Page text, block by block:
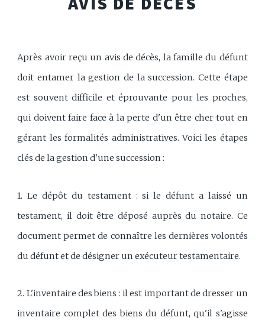
Après avoir reçu un avis de décès, la famille du défunt
doit entamer la gestion de la succession. Cette étape
est souvent difficile et éprouvante pour les proches,
qui doivent faire face à la perte d'un être cher tout en
gérant les formalités administratives. Voici les étapes
clés de la gestion d'une succession :
1. Le dépôt du testament : si le défunt a laissé un
testament, il doit être déposé auprès du notaire. Ce
document permet de connaître les dernières volontés
du défunt et de désigner un exécuteur testamentaire.
2. L'inventaire des biens : il est important de dresser un
inventaire complet des biens du défunt, qu'il s'agisse